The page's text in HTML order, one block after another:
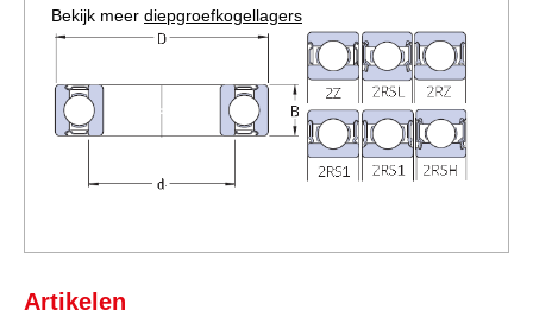
Bekijk meer diepgroefkogellagers
Artikelen